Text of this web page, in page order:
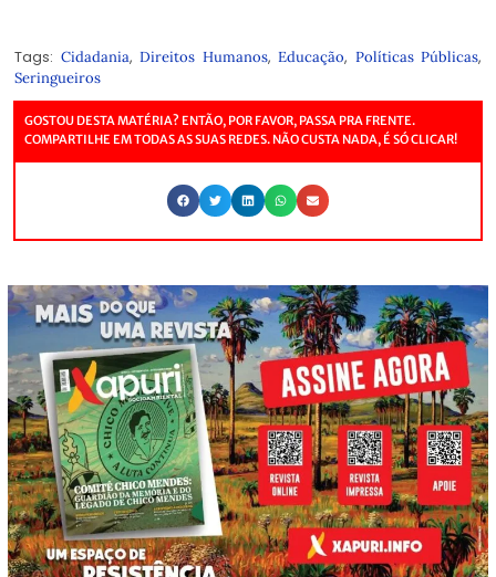
Tags: Cidadania, Direitos Humanos, Educação, Políticas Públicas,
Seringueiros
GOSTOU DESTA MATÉRIA? ENTÃO, POR FAVOR, PASSA PRA FRENTE.
COMPARTILHE EM TODAS AS SUAS REDES. NÃO CUSTA NADA, É SÓ CLICAR!